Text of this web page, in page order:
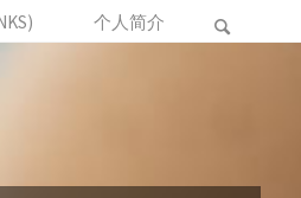
个人简介